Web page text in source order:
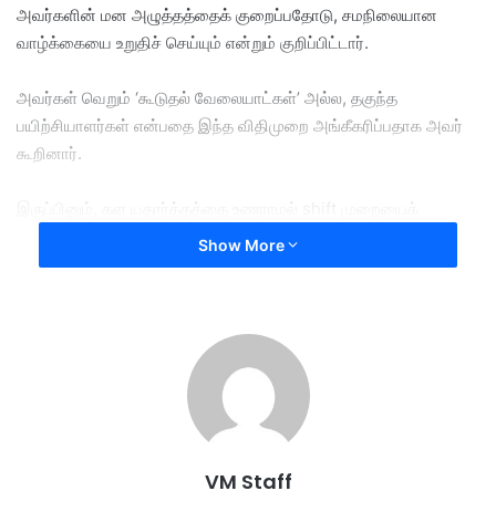
அவர்களின் மன அழுத்தத்தைக் குறைப்பதோடு, சமநிலையான
வாழ்க்கையை உறுதிச் செய்யும் என்றும் குறிப்பிட்டார்.
அவர்கள் வெறும் ‘கூடுதல் வேலையாட்கள்’ அல்ல, தகுந்த
பயிற்சியாளர்கள் என்பதை இந்த விதிமுறை அங்கீகரிப்பதாக அவர்
கூறினார்.
கட்டாயமாக்குவது, அனுபவம் வாய்ந்த மருத்துவர்கள் மீது அதிக
பணிச்சுமையை ஏற்படுத்தும் என லிங்கேஷ் எச்சரித்தார்.
பழைய On-call முறையை அமுல்படுத்துவது குறித்து அரசாங்கம்
பரிசீலிக்க வேண்டும் என அவர் வலியுறுத்தினார்.
மருத்துவப் பயிற்சி முறையானது e-log book எனும் வெறும்
திறனை அடிப்படையாகக் கொண்டிருக்க வேண்டும்.
Show More
VM Staff